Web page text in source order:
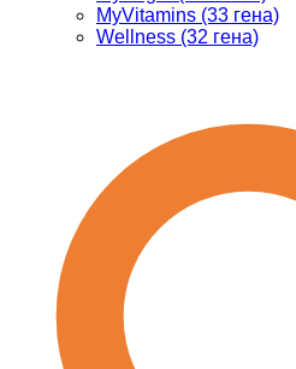
MyVitamins (33 гена)
Wellness (32 гена)